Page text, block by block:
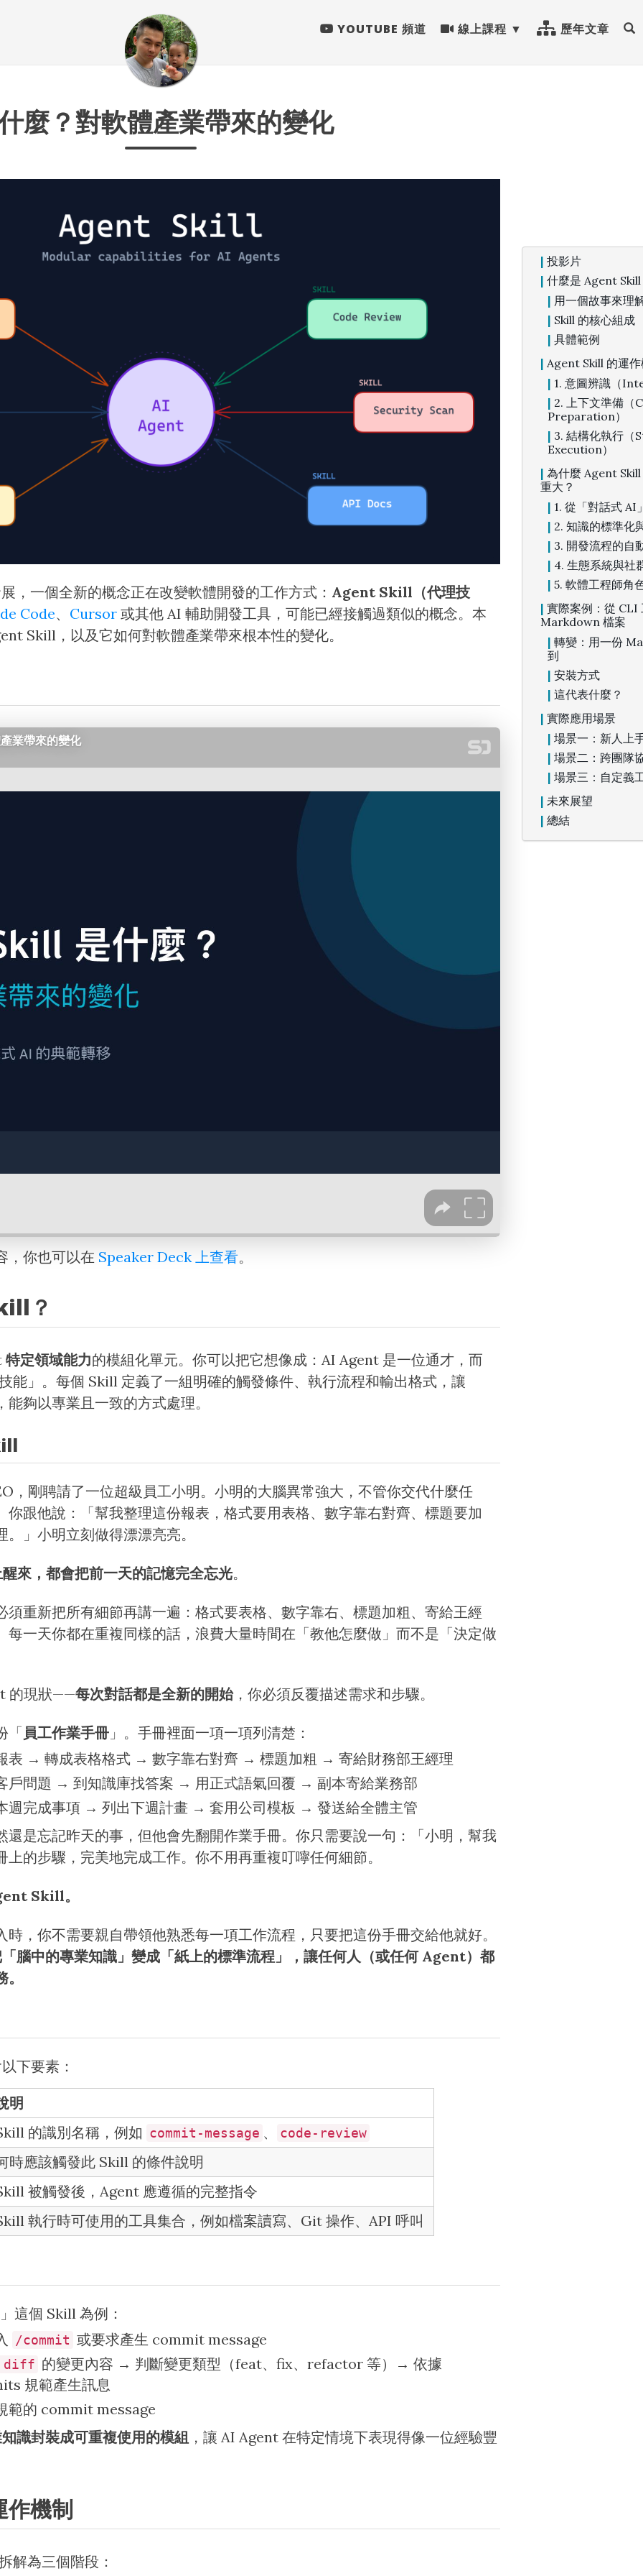
YOUTUBE 頻道 線上課程 歷年文章
？對軟體產業帶來的變化
投影片
什麼是 Agent Skill
用一個故事來理
Skill 的核心組成
具體範例
Agent Skill 的運作
1. 意圖辨識（
2. 上下文準備（
Preparation）
3. 結構化執行
Execution）
為什麼 Agent
重大？
1. 從「對話式 AI
2. 知識的標準化
3. 開發流程的自
4. 生態系統與社
5. 軟體工程師角
實際案例：從 CLI
Markdown 檔案
轉變：用一份
到
安裝方式
這代表什麼？
實際應用場景
場景一：新人上
場景二：跨團隊
場景三：自定義
未來展望
總結
，一個全新的概念正在改變軟體開發的工作方式： Agent Skill（代理技
Code、 Cursor或其他 AI 輔助開發工具，可能已經接觸過類似的概念。本
Skill，以及它如何對軟體產業帶來根本性的變化。
，你也可以在 Speaker Deck 上查看。
？
特定領域能力的模組化單元。你可以把它想像成：AI Agent 是一位通才，而
能」。每個 Skill 定義了一組明確的觸發條件、執行流程和輸出格式，讓
夠以專業且一致的方式處理。
，剛聘請了一位超級員工小明。小明的大腦異常強大，不管你交代什麼任
你跟他說：「幫我整理這份報表，格式要用表格、數字靠右對齊、標題要加
」小明立刻做得漂漂亮亮。
來，都會把前一天的記憶完全忘光。
須重新把所有細節再講一遍：格式要表格、數字靠右、標題加粗、寄給王經
每一天你都在重複同樣的話，浪費大量時間在「教他怎麼做」而不是「決定做
的現狀——每次對話都是全新的開始，你必須反覆描述需求和步驟。
「 員工作業手冊」。手冊裡面一項一項列清楚：
表 → 轉成表格格式 → 數字靠右對齊 → 標題加粗 → 寄給財務部王經理
戶問題 → 到知識庫找答案 → 用正式語氣回覆 → 副本寄給業務部
週完成事項 → 列出下週計畫 → 套用公司模板 → 發送給全體主管
還是忘記昨天的事，但他會先翻開作業手冊。你只需要說一句：「小明，幫我
的步驟，完美地完成工作。你不用再重複叮嚀任何細節。
Skill。
，你不需要親自帶領他熟悉每一項工作流程，只要把這份手冊交給他就好。
腦中的專業知識」變成「紙上的標準流程」，讓任何人（或任何 Agent）都
下要素：
明
的識別名稱，例如 commit-message 、 code-review
時應該觸發此 Skill 的條件說明
被觸發後，Agent 應遵循的完整指令
執行時可使用的工具集合，例如檔案讀寫、Git 操作、API 呼叫
這個 Skill 為例：
/commit 或要求產生 commit message
的變更內容 → 判斷變更類型（feat、fix、refactor 等）→ 依據
規範產生訊息
範的 commit message
識封裝成可重複使用的模組 ，讓 AI Agent 在特定情境下表現得像一位經驗豐
機制
解為三個階段：